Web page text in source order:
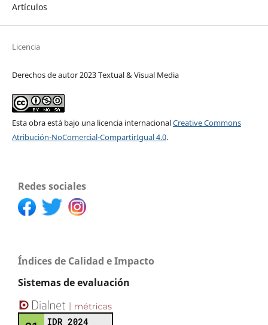
Artículos
Licencia
Derechos de autor 2023 Textual & Visual Media
Esta obra está bajo una licencia internacionalCreative Commons
Atribución-NoComercial-CompartirIgual 4.0.
Redes sociales
Índices de Calidad e Impacto
Sistemas de evaluación